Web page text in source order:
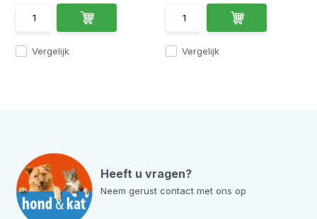
Vergelijk Vergelijk
Heeft u vragen?
Neem gerust contact met ons op